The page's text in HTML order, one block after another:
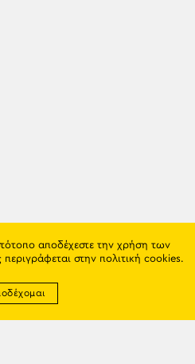
αποδέχεστε την χρήση των
στην πολιτική cookies.